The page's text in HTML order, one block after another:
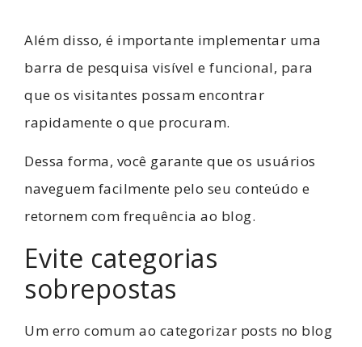
Além disso, é importante implementar uma
barra de pesquisa visível e funcional, para
que os visitantes possam encontrar
rapidamente o que procuram.
Dessa forma, você garante que os usuários
naveguem facilmente pelo seu conteúdo e
retornem com frequência ao blog.
Evite categorias
sobrepostas
Um erro comum ao categorizar posts no blog